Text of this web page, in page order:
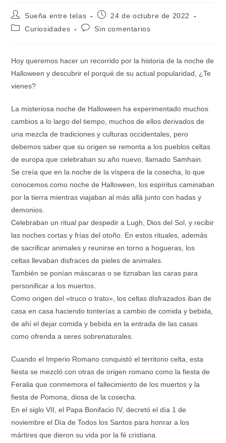
Autor
de
la
Sueña entre telas
Publicación
la
24 de octubre de 2022
Categoría
entrada:
Curiosidades
Comentarios
Sin comentarios
Hoy queremos hacer un recorrido por la historia de la noche de
Halloween y descubrir el porqué de su actual popularidad, ¿Te
vienes?
La misteriosa noche de Halloween ha experimentado muchos
cambios a lo largo del tiempo, muchos de ellos derivados de
una mezcla de tradiciones y culturas occidentales, pero
debemos saber que su origen se remonta a los pueblos celtas
de europa que celebraban su año nuevo, llamado Samhain.
Se creía que en la noche de la víspera de la cosecha, lo que
conocemos como noche de Halloween, los espíritus caminaban
por la tierra mientras viajaban al más allá junto con hadas y
demonios.
Celebraban un ritual par despedir a Lugh, Dios del Sol, y recibir
las noches cortas y frías del otoño. En estos rituales, además
de sacrificar animales y reunirse en torno a hogueras, los
celtas llevaban disfraces de pieles de animales.
También se ponían máscaras o se tiznaban las caras para
personificar a los muertos.
Como origen del «truco o trato», los celtas disfrazados iban de
casa en casa haciendo tonterías a cambio de comida y bebida,
de ahí el dejar comida y bebida en la entrada de las casas
como ofrenda a seres sobrenaturales.
Cuando el Imperio Romano conquistó el territorio celta, esta
fiesta se mezcló con otras de origen romano como la fiesta de
Feralia que conmemora el fallecimiento de los muertos y la
fiesta de Pomona, diosa de la cosecha.
En el siglo VII, el Papa Bonifacio IV, decretó el día 1 de
noviembre el Día de Todos los Santos para honrar a los
mártires que dieron su vida por la fé cristiana.